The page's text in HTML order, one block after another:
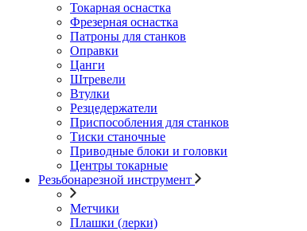
Токарная оснастка
Фрезерная оснастка
Патроны для станков
Оправки
Цанги
Штревели
Втулки
Резцедержатели
Приспособления для станков
Тиски станочные
Приводные блоки и головки
Центры токарные
Резьбонарезной инструмент
Метчики
Плашки (лерки)